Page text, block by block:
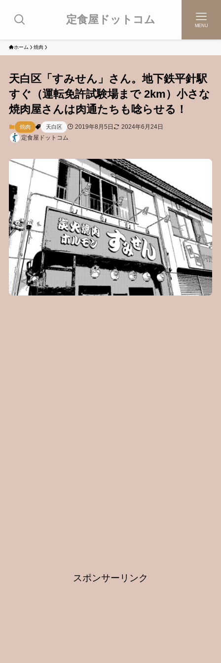
定食屋ドットコム MENU
ホーム 焼肉
天白区「すみせん」さん。地下鉄平針駅
すぐ（運転免許試験場まで 2km）小さな
焼肉屋さんは肉通たちも唸らせる！
焼肉 天白区 2019年8月5日
2024年6月24日
定食屋ドットコム
スポンサーリンク